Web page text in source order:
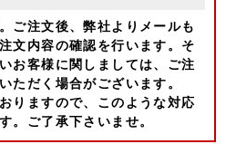
ご注文後、弊社よりメールも
文内容の確認を行います。そ
お客様に関しましては、ご注
ただく場合がございます。
りますので、このような対応
。ご了承下さいませ。